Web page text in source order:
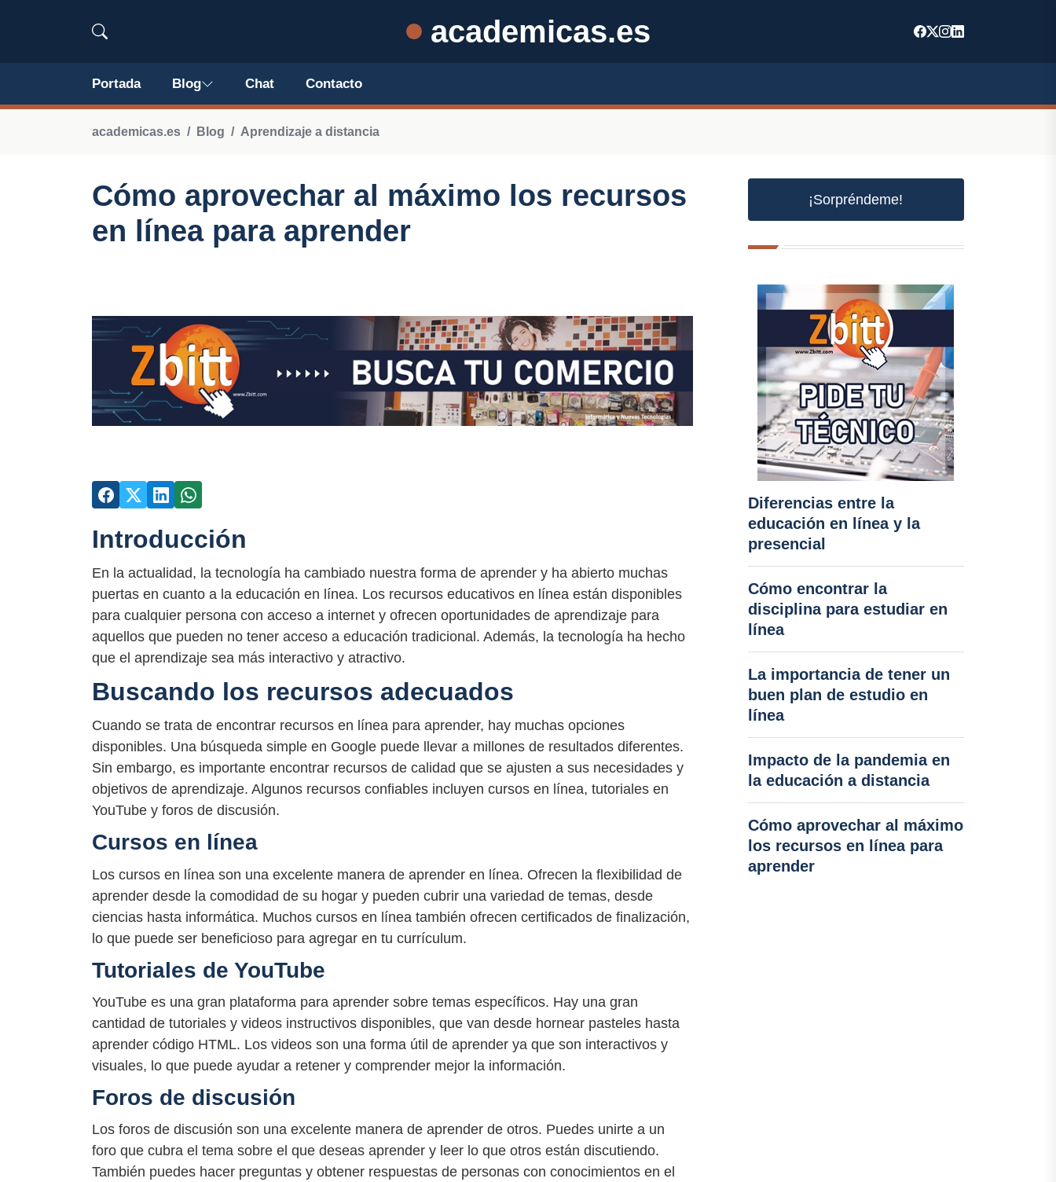
academicas.es
Portada Blog Chat Contacto
academicas.es Blog Aprendizaje a distancia
Cómo aprovechar al máximo los recursos
en línea para aprender
Introducción
En la actualidad, la tecnología ha cambiado nuestra forma de aprender y ha abierto muchas
puertas en cuanto a la educación en línea. Los recursos educativos en línea están disponibles
para cualquier persona con acceso a internet y ofrecen oportunidades de aprendizaje para
aquellos que pueden no tener acceso a educación tradicional. Además, la tecnología ha hecho
que el aprendizaje sea más interactivo y atractivo.
Buscando los recursos adecuados
Cuando se trata de encontrar recursos en línea para aprender, hay muchas opciones
disponibles. Una búsqueda simple en Google puede llevar a millones de resultados diferentes.
Sin embargo, es importante encontrar recursos de calidad que se ajusten a sus necesidades y
objetivos de aprendizaje. Algunos recursos confiables incluyen cursos en línea, tutoriales en
YouTube y foros de discusión.
Cursos en línea
Los cursos en línea son una excelente manera de aprender en línea. Ofrecen la flexibilidad de
aprender desde la comodidad de su hogar y pueden cubrir una variedad de temas, desde
ciencias hasta informática. Muchos cursos en línea también ofrecen certificados de finalización,
lo que puede ser beneficioso para agregar en tu currículum.
Tutoriales de YouTube
YouTube es una gran plataforma para aprender sobre temas específicos. Hay una gran
cantidad de tutoriales y videos instructivos disponibles, que van desde hornear pasteles hasta
aprender código HTML. Los videos son una forma útil de aprender ya que son interactivos y
visuales, lo que puede ayudar a retener y comprender mejor la información.
Foros de discusión
Los foros de discusión son una excelente manera de aprender de otros. Puedes unirte a un
foro que cubra el tema sobre el que deseas aprender y leer lo que otros están discutiendo.
También puedes hacer preguntas y obtener respuestas de personas con conocimientos en el
¡Sorpréndeme!
Diferencias entre la
educación en línea y la
presencial
Cómo encontrar la
disciplina para estudiar en
línea
La importancia de tener un
buen plan de estudio en
línea
Impacto de la pandemia en
la educación a distancia
Cómo aprovechar al máximo
los recursos en línea para
aprender